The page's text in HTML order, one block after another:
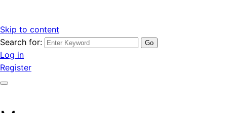
Skip to content
รับจ้างโพสต์ขายบ้านราคาถูก รับโพสต์ลงเว็บขายบ้าน ที่ดิน อสัง
หา โพสต์คุณภาพ ราคาคุ้มค่า แตกต่างกว่า
เว็บไซต์ รับจ้างโพสต์ขายบ้านราคาถูก อสังหา ทีดิน โพสต์ลงเว็บ
ขายบ้าน รับโพสต์ที่ดิน อสังหา เน้นผลงาน รับรองคุณภาพ ติดกู
เกิ้ลหน้าแรกทุกโพสต์ได้จริง ที่เดียวในไทย
Search for:
Log in
Register